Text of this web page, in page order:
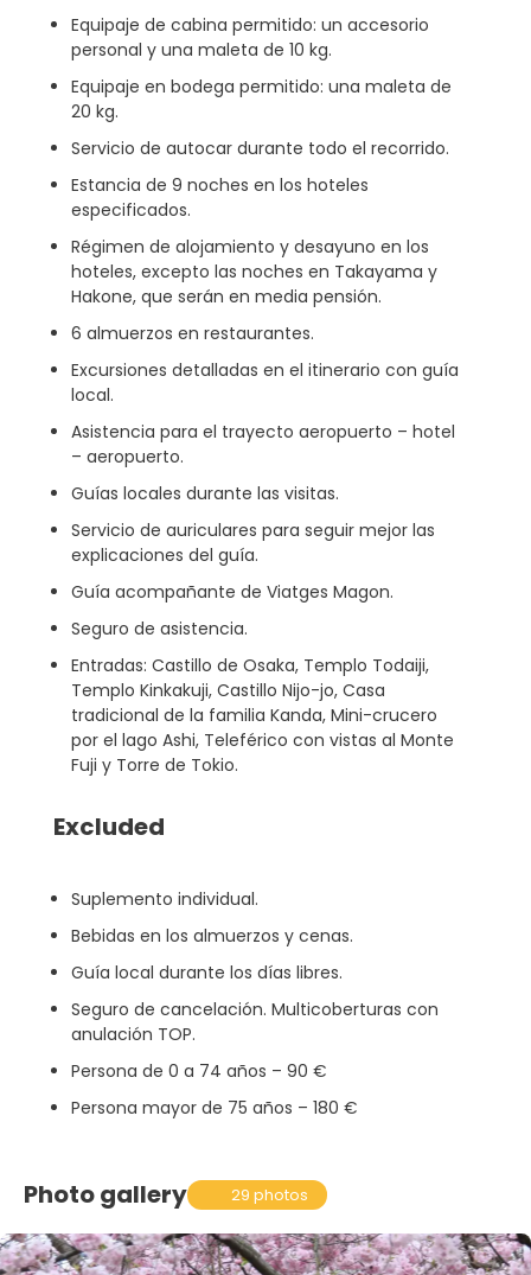
Equipaje de cabina permitido: un accesorio
personal y una maleta de 10 kg.
Equipaje en bodega permitido: una maleta de
20 kg.
Servicio de autocar durante todo el recorrido.
Estancia de 9 noches en los hoteles
especificados.
Régimen de alojamiento y desayuno en los
hoteles, excepto las noches en Takayama y
Hakone, que serán en media pensión.
6 almuerzos en restaurantes.
Excursiones detalladas en el itinerario con guía
local.
Asistencia para el trayecto aeropuerto – hotel
– aeropuerto.
Guías locales durante las visitas.
Servicio de auriculares para seguir mejor las
explicaciones del guía.
Guía acompañante de Viatges Magon.
Seguro de asistencia.
Entradas: Castillo de Osaka, Templo Todaiji,
Templo Kinkakuji, Castillo Nijo-jo, Casa
tradicional de la familia Kanda, Mini-crucero
por el lago Ashi, Teleférico con vistas al Monte
Fuji y Torre de Tokio.
Excluded
Suplemento individual.
Bebidas en los almuerzos y cenas.
Guía local durante los días libres.
Seguro de cancelación. Multicoberturas con
anulación TOP.
Persona de 0 a 74 años – 90 €
Persona mayor de 75 años – 180 €
Photo gallery 29 photos